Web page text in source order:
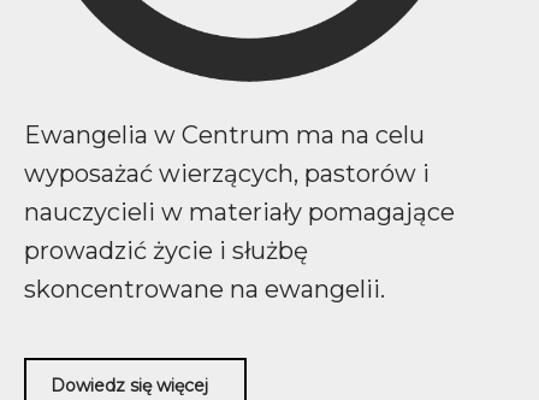
Ewangelia w Centrum ma na celu
wyposażać wierzących, pastorów i
nauczycieli w materiały pomagające
prowadzić życie i służbę
skoncentrowane na ewangelii.
Dowiedz się więcej